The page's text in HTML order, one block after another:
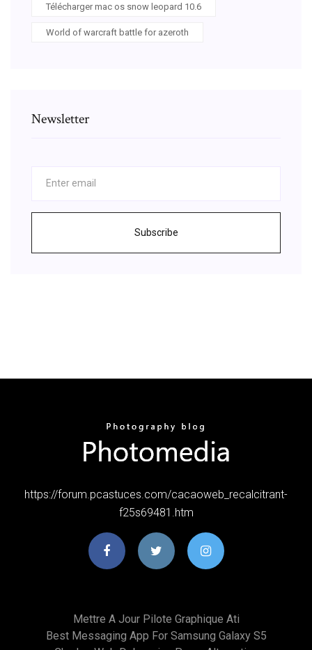
Télécharger mac os snow leopard 10.6
World of warcraft battle for azeroth
Newsletter
Subscribe
https://forum.pcastuces.com/cacaoweb_recalcitrant-
f25s69481.htm
Mettre A Jour Pilote Graphique Ati
Best Messaging App For Samsung Galaxy S5